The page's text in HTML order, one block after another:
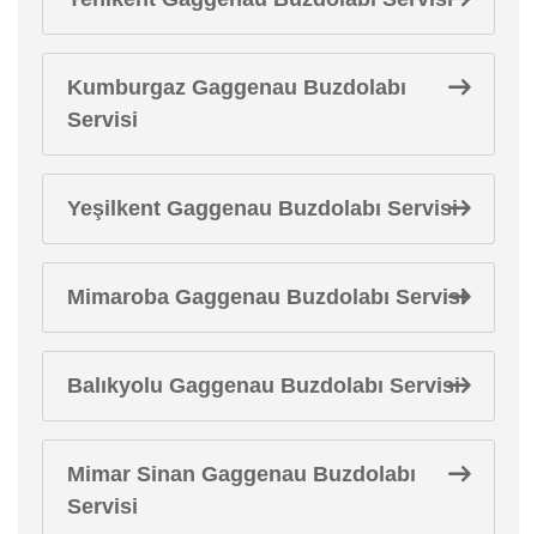
Kumburgaz Gaggenau Buzdolabı
Servisi
Yeşilkent Gaggenau Buzdolabı Servisi
Mimaroba Gaggenau Buzdolabı Servisi
Balıkyolu Gaggenau Buzdolabı Servisi
Mimar Sinan Gaggenau Buzdolabı
Servisi